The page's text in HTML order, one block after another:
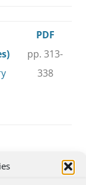
PDF
pp. 313-
338